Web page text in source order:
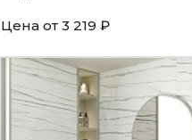
Цена от 3 219 ₽